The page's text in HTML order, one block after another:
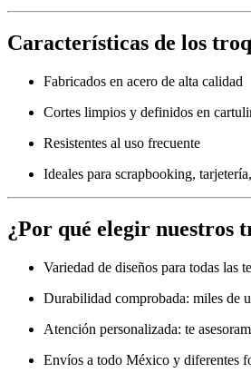
Características de los
Fabricados en acero de alta calidad
Cortes limpios y definidos en
Resistentes al uso frecuente
Ideales para scrapbooking,
¿Por qué elegir nuestros
Variedad de diseños para todas las
Durabilidad comprobada: miles de
Atención personalizada: te
Envíos a todo México y diferentes